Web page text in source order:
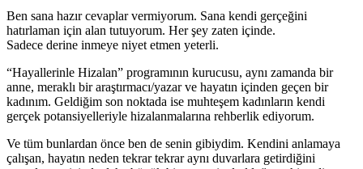
Ben sana hazır cevaplar vermiyorum. Sana kendi gerçeğini
hatırlaman için alan tutuyorum. Her şey zaten içinde.
Sadece derine inmeye niyet etmen yeterli.
“Hayallerinle Hizalan” programının kurucusu, aynı zamanda bir
anne, meraklı bir araştırmacı/yazar ve hayatın içinden geçen bir
kadınım. Geldiğim son noktada ise muhteşem kadınların kendi
gerçek potansiyelleriyle hizalanmalarına rehberlik ediyorum.
Ve tüm bunlardan önce ben de senin gibiydim. Kendini anlamaya
çalışan, hayatın neden tekrar tekrar aynı duvarlara getirdiğini